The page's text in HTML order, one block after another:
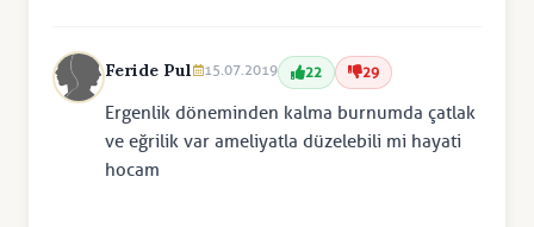
Feride Pul 15.07.2019 22 29
Ergenlik döneminden kalma burnumda çatlak
ve eğrilik var ameliyatla düzelebili mi hayati
hocam